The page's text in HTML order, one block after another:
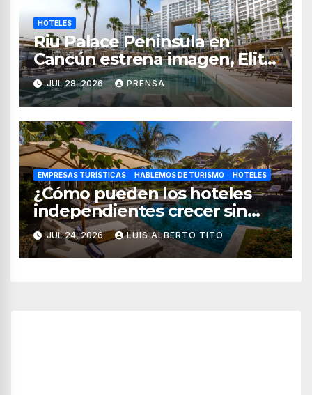
HOTELES
Riu Palace Peninsula en
Cancún estrena imagen, Elite
Club y nuevas opciones de
hospedaje
JUL 28, 2026 PRENSA
EMPRESAS TURÍSTICAS HABLEMOS DE TURISMO HOTELES
¿Cómo pueden los hoteles
independientes crecer sin
perder su esencia?
JUL 24, 2026 LUIS ALBERTO TITO